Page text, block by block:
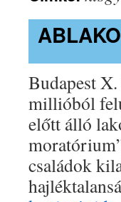
Budapest
millióból
előtt álló
családok